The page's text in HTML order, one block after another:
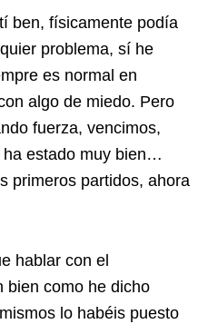
ben, físicamente podía
problema, sí he
es normal en
algo de miedo. Pero
fuerza, vencimos,
ha estado muy bien…
primeros partidos, ahora
hablar con el
bien como he dicho
lo habéis puesto